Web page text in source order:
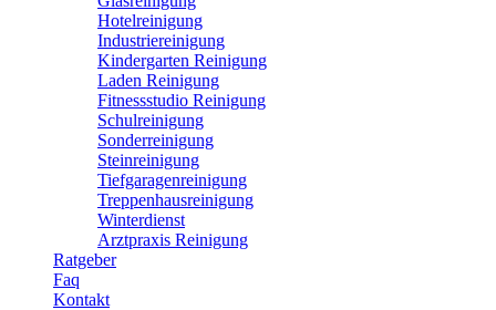
Hotelreinigung
Industriereinigung
Kindergarten Reinigung
Laden Reinigung
Fitnessstudio Reinigung
Schulreinigung
Sonderreinigung
Steinreinigung
Tiefgaragenreinigung
Treppenhausreinigung
Winterdienst
Arztpraxis Reinigung
Ratgeber
Faq
Kontakt